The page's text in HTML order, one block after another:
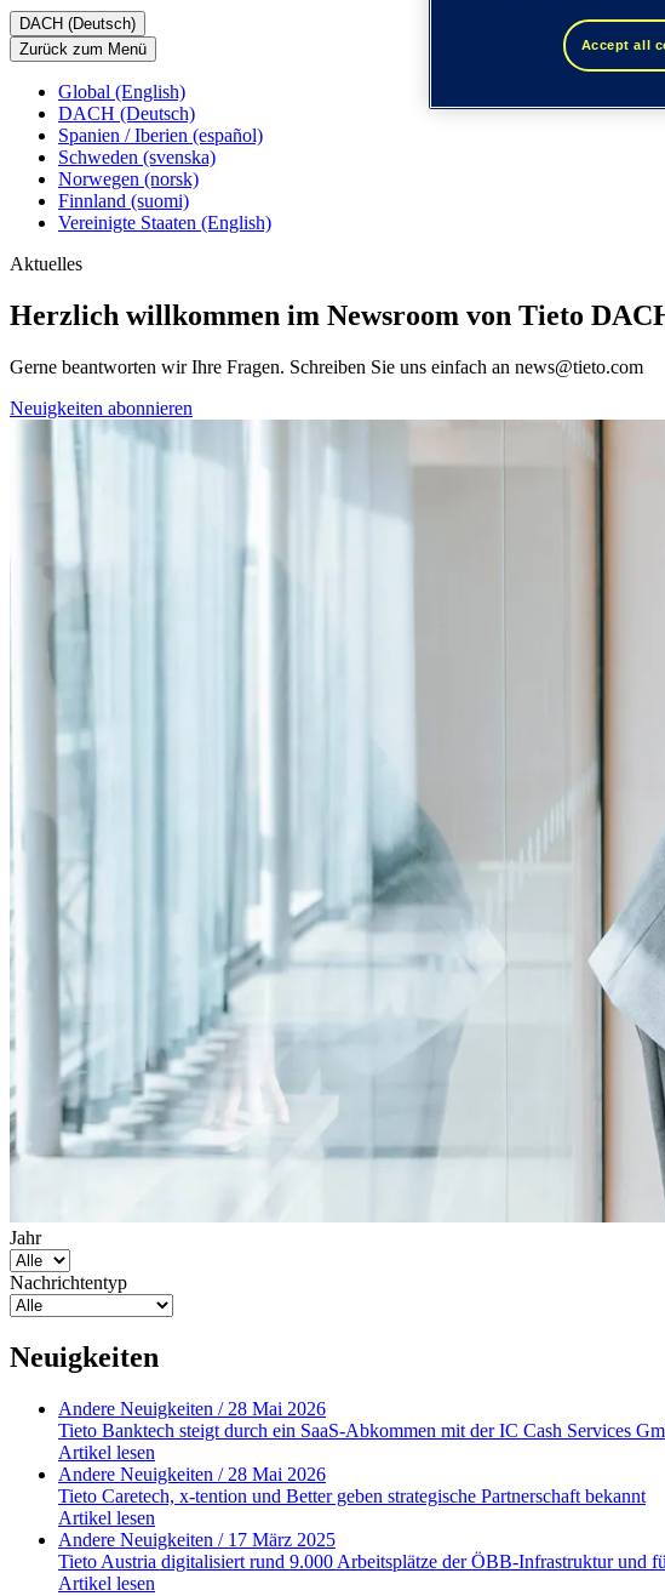
DACH (Deutsch)
Zurück zum Menü
Global (English)
DACH (Deutsch)
Spanien / Iberien (español)
Schweden (svenska)
Norwegen (norsk)
Finnland (suomi)
Vereinigte Staaten (English)
Aktuelles
Herzlich willkommen im Newsroom von Tieto
Gerne beantworten wir Ihre Fragen. Schreiben Sie uns einfach an news@tieto.com
Neuigkeiten abonnieren
Jahr
Nachrichtentyp
Neuigkeiten
Andere Neuigkeiten / 28 Mai 2026
Tieto Banktech steigt durch ein SaaS-Abkommen mit der IC Cash Services
Artikel lesen
Andere Neuigkeiten / 28 Mai 2026
Tieto Caretech, x-tention und Better geben strategische Partnerschaft bekannt
Artikel lesen
Andere Neuigkeiten / 17 März 2025
Tieto Austria digitalisiert rund 9.000 Arbeitsplätze der ÖBB-Infrastruktur und
Artikel lesen
Accept all